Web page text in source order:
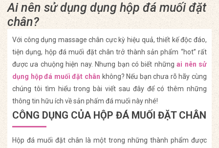
Ai nên sử dụng dụng hộp đá muối đặt
chân?
Với công dụng massage chân cực kỳ hiệu quả, thiết kế độc đáo,
tiện dụng, hộp đá muối đặt chân trở thành sản phẩm “hot” rất
được ưa chuộng hiện nay. Nhưng bạn có biết nhữngai nên sử
dụng hộp đá muối đặt chân không? Nếu bạn chưa rõ hãy cùng
chúng tôi tìm hiểu trong bài viết sau đây để có thêm những
thông tin hữu ích về sản phấm đá muối này nhé!
CÔNG DỤNG CỦA HỘP ĐÁ MUỐI ĐẶT CHÂN
Hộp đá muối đặt chân là một trong những thành phẩm được